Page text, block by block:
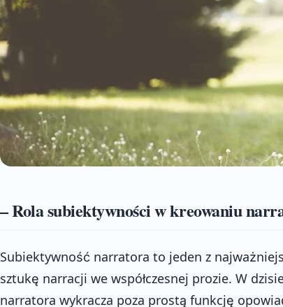
– Rola subiektywności w kreowaniu
Subiektywność narratora to jeden z
sztukę narracji we współczesnej prozie. W
narratora wykracza poza prostą funkcję